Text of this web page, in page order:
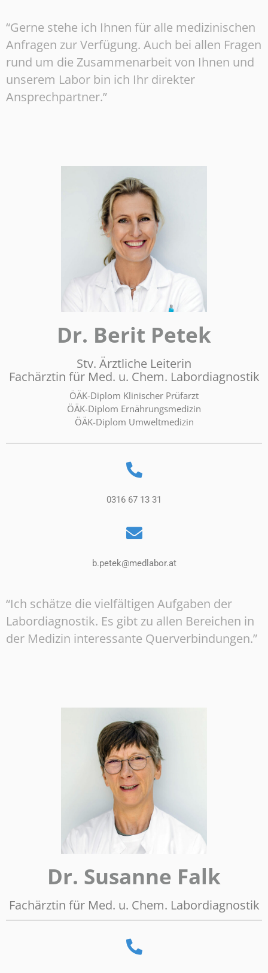
“Gerne stehe ich Ihnen für alle medizinischen
Anfragen zur Verfügung. Auch bei allen Fragen
rund um die Zusammenarbeit von Ihnen und
unserem Labor bin ich Ihr direkter
Ansprechpartner.”
Dr. Berit Petek
Stv. Ärztliche Leiterin
Fachärztin für Med. u. Chem. Labordiagnostik
ÖÄK-Diplom Klinischer Prüfarzt
ÖÄK-Diplom Ernährungsmedizin
ÖÄK-Diplom Umweltmedizin
0316 67 13 31
b.petek@medlabor.at
“Ich schätze die vielfältigen Aufgaben der
Labordiagnostik. Es gibt zu allen Bereichen in
der Medizin interessante Querverbindungen.”
Dr. Susanne Falk
Fachärztin für Med. u. Chem. Labordiagnostik